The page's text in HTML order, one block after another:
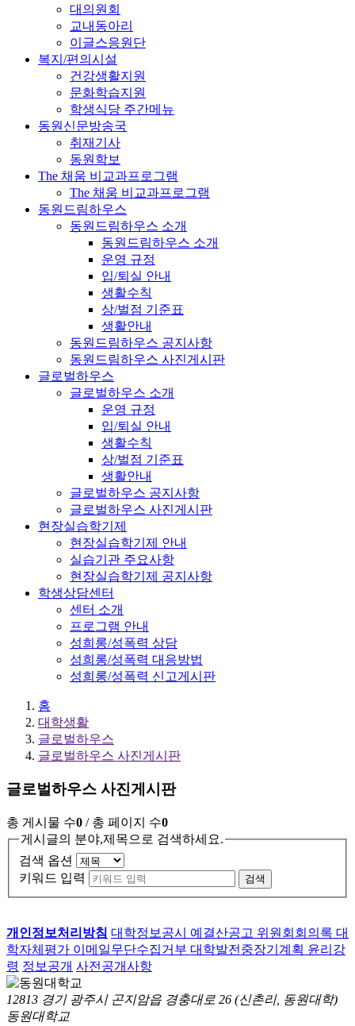
대의원회
교내동아리
이글스응원단
복지/편의시설
건강생활지원
문화학습지원
학생식당 주간메뉴
동원신문방송국
취재기사
동원학보
The 채움 비교과프로그램
The 채움 비교과프로그램
동원드림하우스
동원드림하우스 소개
동원드림하우스 소개
운영 규정
입/퇴실 안내
생활수칙
상/벌점 기준표
생활안내
동원드림하우스 공지사항
동원드림하우스 사진게시판
글로벌하우스
글로벌하우스 소개
운영 규정
입/퇴실 안내
생활수칙
상/벌점 기준표
생활안내
글로벌하우스 공지사항
글로벌하우스 사진게시판
현장실습학기제
현장실습학기제 안내
실습기관 주요사항
현장실습학기제 공지사항
학생상담센터
센터 소개
프로그램 안내
성희롱/성폭력 상담
성희롱/성폭력 대응방법
성희롱/성폭력 신고게시판
홈
대학생활
글로벌하우스
글로벌하우스 사진게시판
글로벌하우스 사진게시판
총 게시물 수0 / 총 페이지 수0
게시글의 분야,제목으로 검색하세요.
검색 옵션
키워드 입력
검색
개인정보처리방침 대학정보공시 예결산공고 위원회회의록 대
학자체평가 이메일무단수집거부 대학발전중장기계획 윤리강
령 정보공개 사전공개사항
12813 경기 광주시 곤지암읍 경충대로 26 (신촌리, 동원대학)
동원대학교